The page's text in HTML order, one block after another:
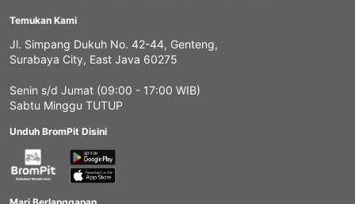
Temukan Kami
Jl. Simpang Dukuh No. 42-44, Genteng,
Surabaya City, East Java 60275
Senin s/d Jumat (09:00 - 17:00 WIB)
Sabtu Minggu TUTUP
Unduh BromPit Disini